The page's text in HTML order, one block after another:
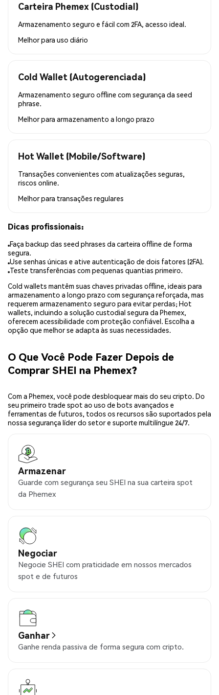
Carteira Phemex (Custodial)
Armazenamento seguro e fácil com 2FA, acesso ideal.
Melhor para uso diário
Cold Wallet (Autogerenciada)
Armazenamento seguro offline com segurança da seed
phrase.
Melhor para armazenamento a longo prazo
Hot Wallet (Mobile/Software)
Transações convenientes com atualizações seguras,
riscos online.
Melhor para transações regulares
Dicas profissionais:
Faça backup das seed phrases da carteira offline de forma
segura.
Use senhas únicas e ative autenticação de dois fatores (2FA).
Teste transferências com pequenas quantias primeiro.
Cold wallets mantêm suas chaves privadas offline, ideais para
armazenamento a longo prazo com segurança reforçada, mas
requerem armazenamento seguro para evitar perdas; Hot
wallets, incluindo a solução custodial segura da Phemex,
oferecem acessibilidade com proteção confiável. Escolha a
opção que melhor se adapta às suas necessidades.
O Que Você Pode Fazer Depois de
Comprar SHEI na Phemex?
Com a Phemex, você pode desbloquear mais do seu cripto. Do
seu primeiro trade spot ao uso de bots avançados e
ferramentas de futuros, todos os recursos são suportados pela
nossa segurança líder do setor e suporte multilíngue 24/7.
Armazenar
Guarde com segurança seu SHEI na sua carteira spot
da Phemex
Negociar
Negocie SHEI com praticidade em nossos mercados
spot e de futuros
Ganhar
Ganhe renda passiva de forma segura com cripto.